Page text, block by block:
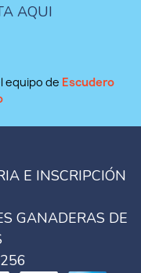
AQUI
equipo de Escudero
E INSCRIPCIÓN
GANADERAS DE